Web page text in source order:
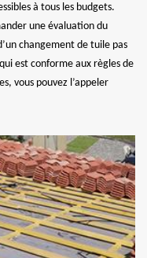
à tous les budgets.
une évaluation du
changement de tuile pas
est conforme aux règles de
vous pouvez l’appeler